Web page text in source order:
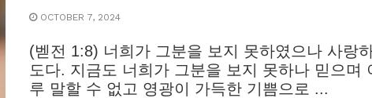
OCTOBER 7, 2024
(벧전 1:8) 너희가 그분을 보지 못하였으나 사랑
도다. 지금도 너희가 그분을 보지 못하나 믿으며
루 말할 수 없고 영광이 가득한 기쁨으로 ...